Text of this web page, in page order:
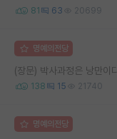
81 63 20699
명예의전당
(장문) 박사과정은 낭만이다
138 15 21740
명예의전당